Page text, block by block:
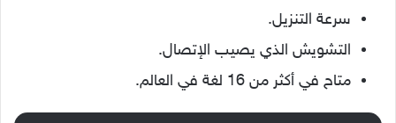
سرعة التنزيل.
التشويش الذي يصيب الإتصال.
متاح في أكثر من 16 لغة في العالم.